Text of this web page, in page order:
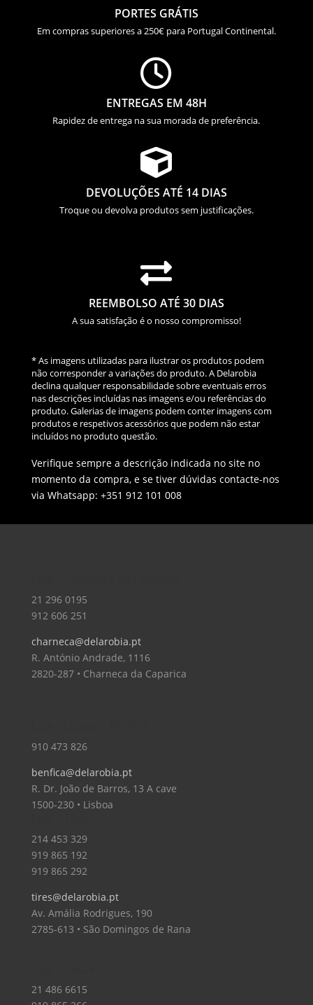
PORTES GRÁTIS
Em compras superiores a 250€ para Portugal Continental.

ENTREGAS EM 48H
Rapidez de entrega na sua morada de preferência.

DEVOLUÇÕES ATÉ 14 DIAS
Troque ou devolva produtos sem justificações.

REEMBOLSO ATÉ 30 DIAS
A sua satisfação é o nosso compromisso!
* As imagens utilizadas para ilustrar os produtos podem
não corresponder a variações do produto. A Delarobia
declina qualquer responsabilidade sobre eventuais erros
nas descrições incluídas nas imagens e/ou referências do
produto. Galerias de imagens podem conter imagens com
produtos e respetivos acessórios que podem não estar
incluídos no produto questão.
Verifique sempre a descrição indicada no site no
momento da compra, e se tiver dúvidas contacte-nos
via Whatsapp: +351 912 101 008
21 296 0195
912 606 251
charneca@delarobia.pt
R. António Andrade, 1116
2820-287 • Charneca da Caparica
910 473 826
benfica@delarobia.pt
R. Dr. João de Barros, 13 A cave
1500-230 • Lisboa
214 453 329
919 865 192
919 865 292
tires@delarobia.pt
Av. Amália Rodrigues, 190
2785-613 • São Domingos de Rana
21 486 6615